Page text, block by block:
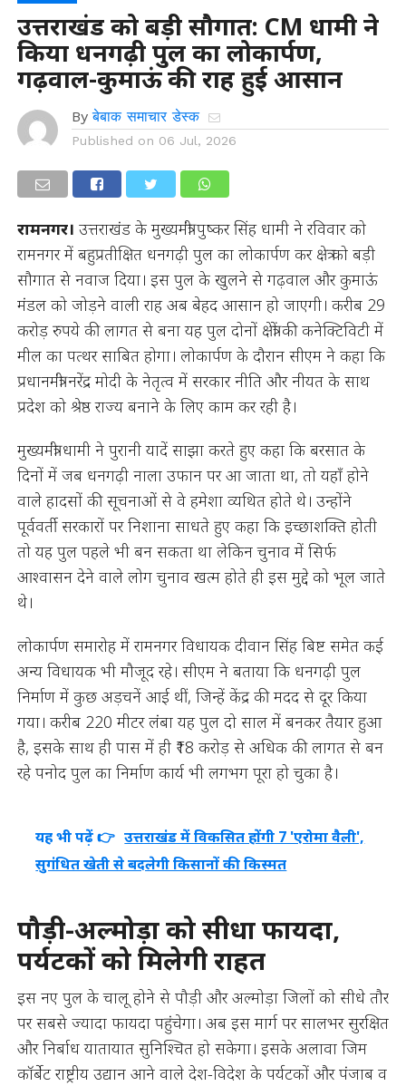
उत्तराखंड को बड़ी सौगात: CM धामी ने
किया धनगढ़ी पुल का लोकार्पण,
गढ़वाल-कुमाऊं की राह हुई आसान
By बेबाक समाचार डेस्क
Published on 06 Jul, 2026
रामनगर। उत्तराखंड के मुख्यमंत्री पुष्कर सिंह धामी ने रविवार को
रामनगर में बहुप्रतीक्षित धनगढ़ी पुल का लोकार्पण कर क्षेत्र को बड़ी
सौगात से नवाज दिया। इस पुल के खुलने से गढ़वाल और कुमाऊं
मंडल को जोड़ने वाली राह अब बेहद आसान हो जाएगी। करीब 29
करोड़ रुपये की लागत से बना यह पुल दोनों क्षेत्रों की कनेक्टिविटी में
मील का पत्थर साबित होगा। लोकार्पण के दौरान सीएम ने कहा कि
प्रधानमंत्री नरेंद्र मोदी के नेतृत्व में सरकार नीति और नीयत के साथ
प्रदेश को श्रेष्ठ राज्य बनाने के लिए काम कर रही है।
मुख्यमंत्री धामी ने पुरानी यादें साझा करते हुए कहा कि बरसात के
दिनों में जब धनगढ़ी नाला उफान पर आ जाता था, तो यहाँ होने
वाले हादसों की सूचनाओं से वे हमेशा व्यथित होते थे। उन्होंने
पूर्ववर्ती सरकारों पर निशाना साधते हुए कहा कि इच्छाशक्ति होती
तो यह पुल पहले भी बन सकता था लेकिन चुनाव में सिर्फ
आश्वासन देने वाले लोग चुनाव खत्म होते ही इस मुद्दे को भूल जाते
थे।
लोकार्पण समारोह में रामनगर विधायक दीवान सिंह बिष्ट समेत कई
अन्य विधायक भी मौजूद रहे। सीएम ने बताया कि धनगढ़ी पुल
निर्माण में कुछ अड़चनें आई थीं, जिन्हें केंद्र की मदद से दूर किया
गया। करीब 220 मीटर लंबा यह पुल दो साल में बनकर तैयार हुआ
है, इसके साथ ही पास में ही ₹18 करोड़ से अधिक की लागत से बन
रहे पनोद पुल का निर्माण कार्य भी लगभग पूरा हो चुका है।
यह भी पढ़ें 👉 उत्तराखंड में विकसित होंगी 7 'एरोमा वैली',
सुगंधित खेती से बदलेगी किसानों की किस्मत
पौड़ी-अल्मोड़ा को सीधा फायदा,
पर्यटकों को मिलेगी राहत
इस नए पुल के चालू होने से पौड़ी और अल्मोड़ा जिलों को सीधे तौर
पर सबसे ज्यादा फायदा पहुंचेगा। अब इस मार्ग पर सालभर सुरक्षित
और निर्बाध यातायात सुनिश्चित हो सकेगा। इसके अलावा जिम
कॉर्बेट राष्ट्रीय उद्यान आने वाले देश-विदेश के पर्यटकों और पंजाब व